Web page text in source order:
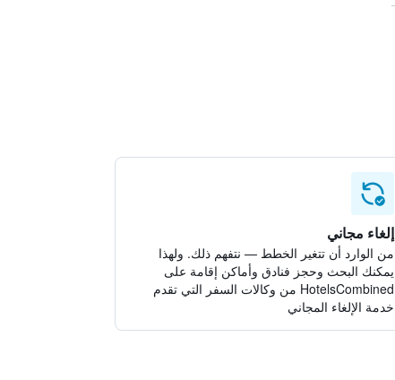
إلغاء مجاني
من الوارد أن تتغير الخطط — نتفهم ذلك. ولهذا
يمكنك البحث وحجز فنادق وأماكن إقامة على
HotelsCombined من وكالات السفر التي تقدم
خدمة الإلغاء المجاني